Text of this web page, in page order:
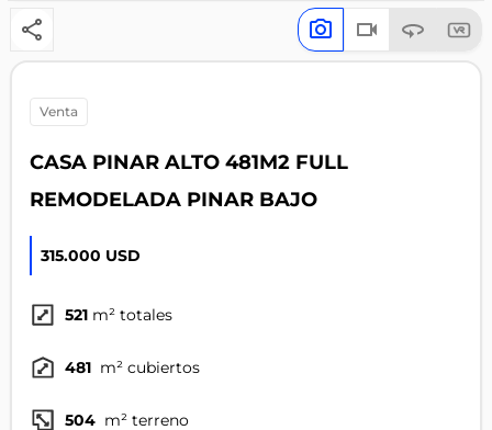
venta
CASA PINAR ALTO 481M2 FULL
REMODELADA PINAR BAJO
315.000 USD
521 m² totales
481 m² cubiertos
504 m² terreno